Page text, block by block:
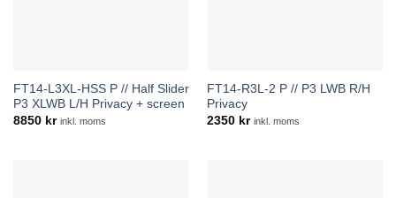
FT14-L3XL-HSS P // Half Slider
P3 XLWB L/H Privacy + screen
8850 kr inkl. moms
FT14-R3L-2 P // P3 LWB R/H
Privacy
2350 kr inkl. moms